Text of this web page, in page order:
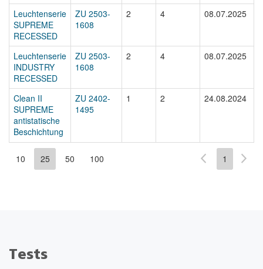
Leuchtenserie
SUPREME
RECESSED
ZU 2503-
1608
2 4 08.07.2025
Leuchtenserie
INDUSTRY
RECESSED
ZU 2503-
1608
2 4 08.07.2025
Clean II
SUPREME
antistatische
Beschichtung
ZU 2402-
1495
1 2 24.08.2024
10 25 50 100 1
Tests